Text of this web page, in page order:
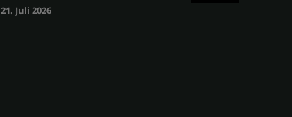
21. Juli 2026